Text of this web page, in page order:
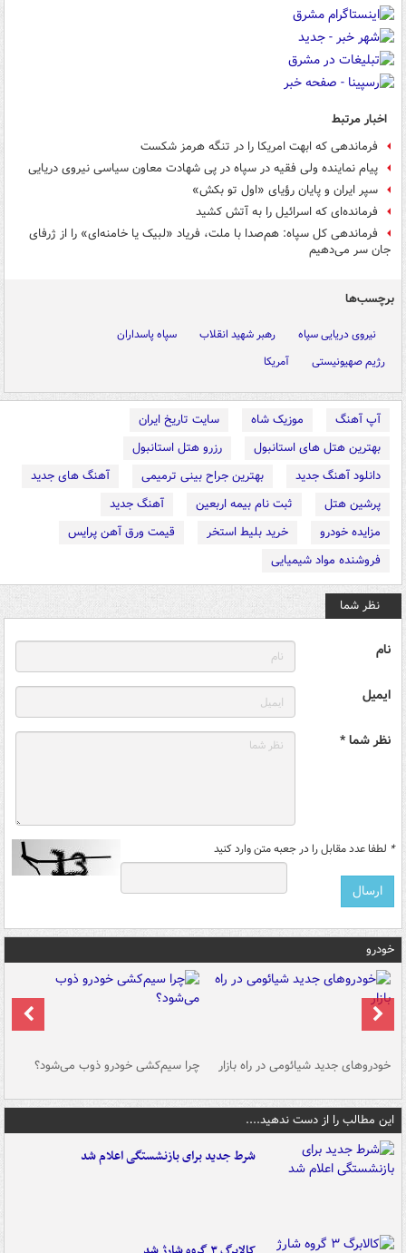
اخبار مرتبط
فرماندهی که ابهت امریکا را در تنگه هرمز شکست
پیام نماینده ولی فقیه در سپاه در پی شهادت معاون سیاسی نیروی دریایی
سپر ایران و پایان رؤیای «اول تو بکش»
فرمانده‌ای که اسرائیل را به آتش کشید
فرماندهی کل سپاه: هم‌صدا با ملت، فریاد «لبیک یا خامنه‌ای» را از ژرفای
جان سر می‌دهیم
برچسب‌ها
نیروی دریایی سپاه رهبر شهید انقلاب
سپاه پاسداران
رژیم صهیونیستی
آمریکا
آپ آهنگ موزیک شاه
سایت تاریخ ایران
بهترین هتل های استانبول
رزرو هتل استانبول
دانلود آهنگ جدید
بهترین جراح بینی ترمیمی
آهنگ های جدید
پرشین هتل
ثبت نام بیمه اربعین
آهنگ جدید
مزایده خودرو
خرید بلیط استخر
قیمت ورق آهن پرایس
فروشنده مواد شیمیایی
نظر شما
نام
ایمیل
نظر شما *
* لطفا عدد مقابل را در جعبه متن وارد کنید
خودرو
خودروهای جدید شیائومی در راه بازار چرا سیم‌کشی خودرو ذوب می‌شود؟
این مطالب را از دست ندهید....
شرط جدید برای بازنشستگی اعلام شد